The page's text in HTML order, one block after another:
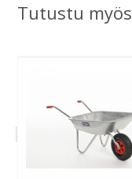
Tutustu myös